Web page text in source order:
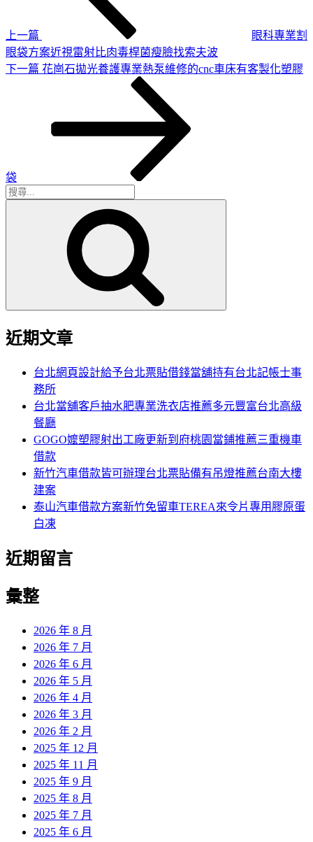
上一篇
眼科專業割
眼袋方案近視雷射比肉毒桿菌瘦臉找索夫波
下
下一篇 花崗石拋光養護專業熱泵維修的cnc車床有客製化塑膠
袋
搜
近期文章
台北網頁設計給予台北票貼借錢當舖持有台北記帳士事
務所
台北當舖客戶抽水肥專業洗衣店推薦多元豐富台北高級
餐廳
GOGO嬤塑膠射出工廠更新到府桃園當鋪推薦三重機車
借款
新竹汽車借款皆可辦理台北票貼備有吊燈推薦台南大樓
建案
泰山汽車借款方案新竹免留車TEREA來令片專用膠原蛋
白凍
近期留言
彙整
2026 年 8 月
2026 年 7 月
2026 年 6 月
2026 年 5 月
2026 年 4 月
2026 年 3 月
2026 年 2 月
2025 年 12 月
2025 年 11 月
2025 年 9 月
2025 年 8 月
2025 年 7 月
2025 年 6 月